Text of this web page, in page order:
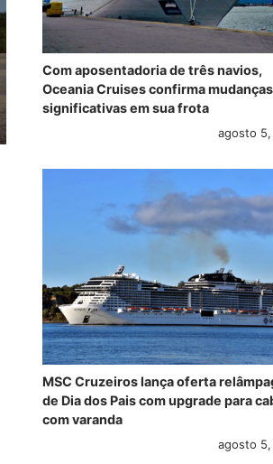
Com aposentadoria de três navios,
Oceania Cruises confirma mudanças
significativas em sua frota
agosto
MSC Cruzeiros lança oferta
de Dia dos Pais com upgrade para
com varanda
agosto